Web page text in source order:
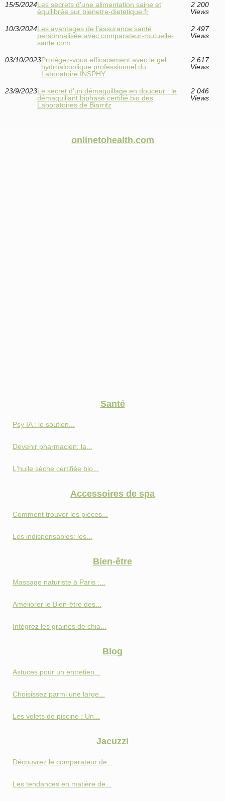
15/5/2024Les secrets d'une alimentation saine et
équilibrée sur bienetre-dietetique.fr
2 200
Views
10/3/2024Les avantages de l'assurance santé
personnalisée avec comparateur-mutuelle-
sante.com
2 497
Views
03/10/2023Protégez-vous efficacement avec le gel
hydroalcoolique professionnel du
Laboratoire INSPHY
2 617
Views
23/9/2023Le secret d'un démaquillage en douceur : le
démaquillant biphasé certifié bio des
Laboratoires de Biarritz
2 046
Views
onlinetohealth.com
Santé
Psy IA : le soutien...
Devenir pharmacien: la...
L'huile sèche certifiée bio...
Accessoires de spa
Comment trouver les pièces...
Les indispensables: les...
Bien-être
Massage naturiste à Paris :...
Améliorer le Bien-être des...
Intégrez les graines de chia...
Blog
Astuces pour un entretien...
Choisissez parmi une large...
Les volets de piscine : Un...
Jacuzzi
Découvrez le comparateur de...
Les tendances en matière de...